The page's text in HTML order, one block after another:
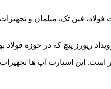
می شود. عنوان کرد: صنعت فولاد،
4.5 میلیارد تومان قرارداد همکاری منعقد